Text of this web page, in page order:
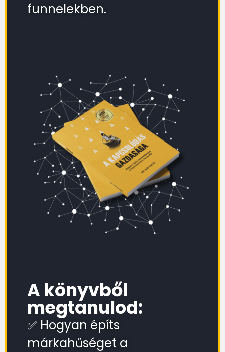
funnelekben.
A könyvből
megtanulod:
✅ Hogyan építs
márkahűséget a